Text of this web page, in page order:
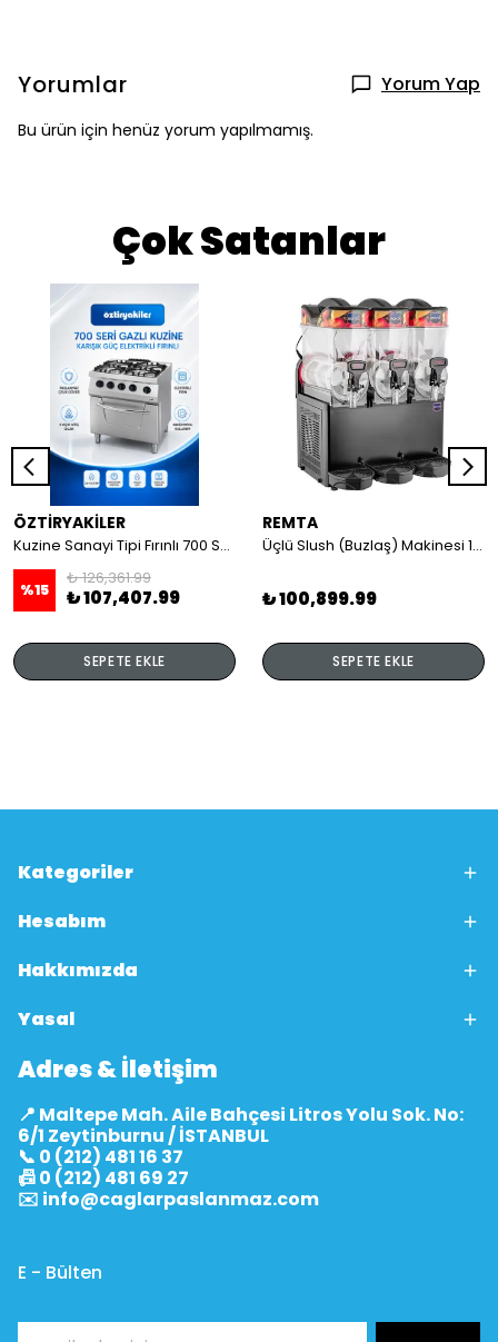
Yorumlar Yorum Yap
Bu ürün için henüz yorum yapılmamış.
Çok Satanlar
ÖZTİRYAKİLER
Kuzine Sanayi Tipi Fırınlı 700 Seri Gazlı 4 Açık Ateş 80x70x85 (Lp)-2X6Kw+2X7,5Kw+6Kw Elektrikli Fırın
%15
₺ 126,361.99
₺ 107,407.99
SEPETE EKLE
REMTA
Üçlü Slush (Buzlaş) Makinesi 12+12+12 lt
₺ 100,899.99
SEPETE EKLE
Kategoriler
Hesabım
Hakkımızda
Yasal
Adres & İletişim
📍 Maltepe Mah. Aile Bahçesi Litros Yolu Sok. No:
6/1 Zeytinburnu / İSTANBUL
📞 0 (212) 481 16 37
📠 0 (212) 481 69 27
✉️ info@caglarpaslanmaz.com
E - Bülten